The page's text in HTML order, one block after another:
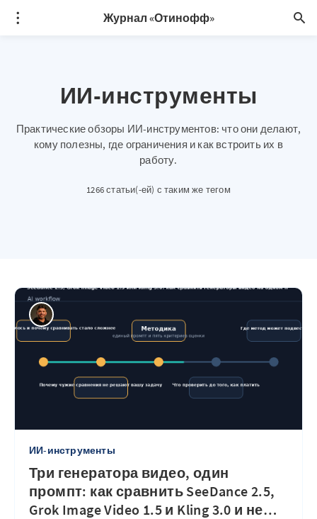
Журнал «Отинофф»
ИИ-инструменты
Практические обзоры ИИ-инструментов: что они делают,
кому полезны, где ограничения и как встроить их в
работу.
1266 статьи(-ей) с таким же тегом
ИИ-инструменты
Три генератора видео, один
промпт: как сравнить SeeDance 2.5,
Grok Image Video 1.5 и Kling 3.0 и не…